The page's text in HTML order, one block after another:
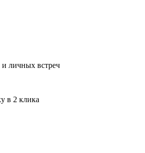
и личных встреч
в 2 клика